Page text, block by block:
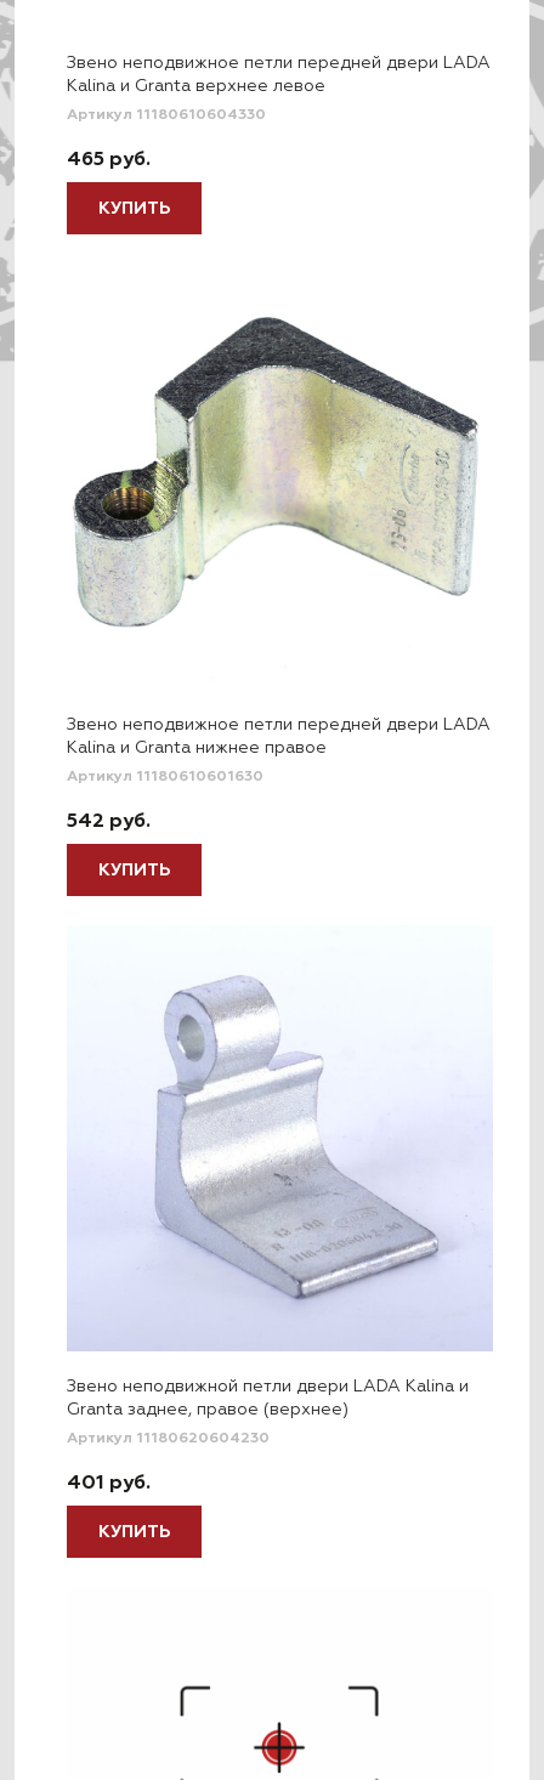
Звено неподвижное петли передней двери LADA
Kalina и Granta верхнее левое
Артикул 11180610604330
465 руб.
КУПИТЬ
Звено неподвижное петли передней двери LADA
Kalina и Granta нижнее правое
Артикул 11180610601630
542 руб.
КУПИТЬ
Звено неподвижной петли двери LADA Kalina и
Granta заднее, правое (верхнее)
Артикул 11180620604230
401 руб.
КУПИТЬ